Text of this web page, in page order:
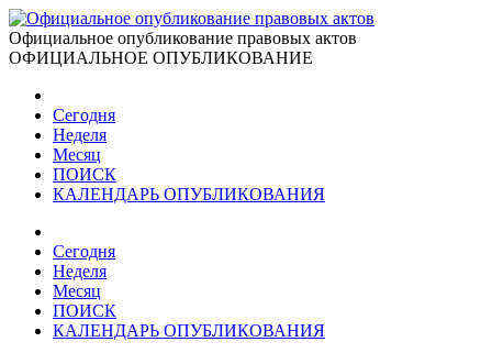
Официальное опубликование правовых актов
ОФИЦИАЛЬНОЕ ОПУБЛИКОВАНИЕ
Сегодня
Неделя
Месяц
ПОИСК
КАЛЕНДАРЬ ОПУБЛИКОВАНИЯ
Сегодня
Неделя
Месяц
ПОИСК
КАЛЕНДАРЬ ОПУБЛИКОВАНИЯ